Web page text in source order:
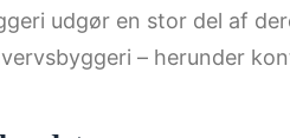
udgør en stor del af
– herunder